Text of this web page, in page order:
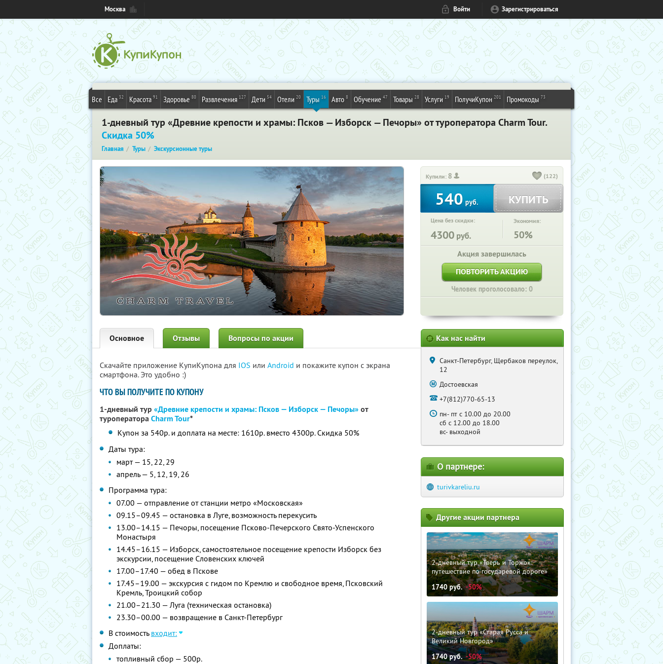
Москва Войти Зарегистрироваться
Все Еда 32 Красота 91 Здоровье 80 Развлечения 127 Дети 54 Отели 20 Туры 16 Авто 8 Обучение 47 Товары 28 Услуги 19 ПолучиКупон 201 Промокоды 73
1-дневный тур «Древние крепости и храмы: Псков — Изборск — Печоры» от туроператора Charm Tour.
Скидка 50%
Главная Туры Экскурсионные туры
Купили: 8 (122)
540 руб. КУПИТЬ
Цена без скидки:
4300 руб.
Экономия:
50%
Акция завершилась
ПОВТОРИТЬ АКЦИЮ
Человек проголосовало: 0
Основное Отзывы Вопросы по акции
Скачайте приложение КупиКупона для IOS или Android и покажите купон с экрана
смартфона. Это удобно :)
ЧТО ВЫ ПОЛУЧИТЕ ПО КУПОНУ
1-дневный тур «Древние крепости и храмы: Псков — Изборск — Печоры»от
туроператораCharm Tour*
Купон за 540р. и доплата на месте: 1610р. вместо 4300р. Скидка 50%
Даты тура:
март — 15, 22, 29
апрель — 5, 12, 19, 26
Программа тура:
07.00 — отправление от станции метро «Московская»
09.15–09.45 — остановка в Луге, возможность перекусить
13.00–14.15 — Печоры, посещение Псково-Печерского Свято-Успенского
Монастыря
14.45–16.15 — Изборск, самостоятельное посещение крепости Изборск без
экскурсии, посещение Словенских ключей
17.00–17.40 — обед в Пскове
17.45–19.00 — экскурсия с гидом по Кремлю и свободное время, Псковский
Кремль, Троицкий собор
21.00–21.30 — Луга (техническая остановка)
23.30–00.00 — возвращение в Санкт-Петербург
В стоимость входит:
Доплаты:
топливный сбор — 500р.
Как нас найти
Санкт-Петербург, Щербаков переулок,
12
Достоевская
+7(812)770-65-13
пн- пт с 10.00 до 20.00
сб с 12.00 до 18.00
вс- выходной
О партнере:
turivkareliu.ru
Другие акции партнера
2-дневный тур «Тверь и Торжок:
путешествие по государевой дороге»
1740руб. -50%
2-дневный тур «Старая Русса и
Великий Новгород»
1740руб. -50%